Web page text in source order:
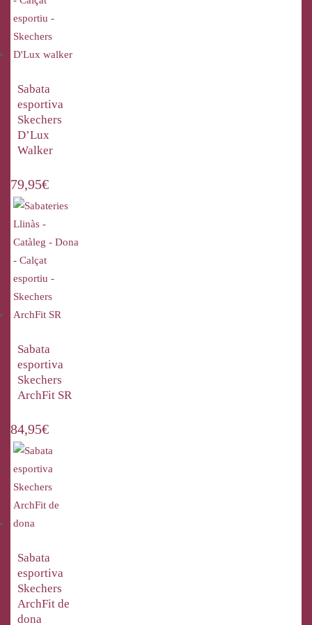
Sabata
esportiva
Skechers
D’Lux
Walker
79,95€
Sabata
esportiva
Skechers
ArchFit SR
84,95€
Sabata
esportiva
Skechers
ArchFit de
dona